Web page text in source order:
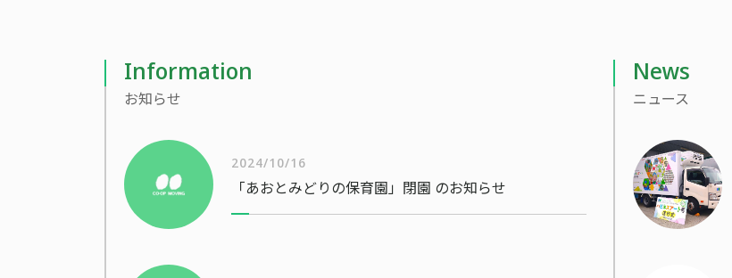
Information
お知らせ
2024/10/16
「あおとみどりの保育園」閉園 のお知らせ
News
ニュース